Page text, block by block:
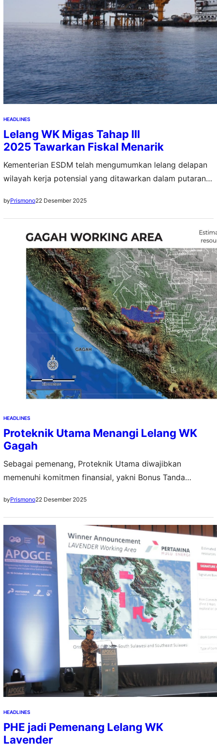
HEADLINES
Lelang WK Migas Tahap III
2025 Tawarkan Fiskal Menarik
Kementerian ESDM telah mengumumkan lelang delapan
wilayah kerja potensial yang ditawarkan dalam putaran
byPrismono22 Desember 2025
HEADLINES
Proteknik Utama Menangi Lelang WK
Gagah
Sebagai pemenang, Proteknik Utama diwajibkan
memenuhi komitmen finansial, yakni Bonus Tanda
untuk tiga tahun pertama masa eksplorasi senilai US$
4,25 juta
byPrismono22 Desember 2025
HEADLINES
PHE jadi Pemenang Lelang WK
Lavender